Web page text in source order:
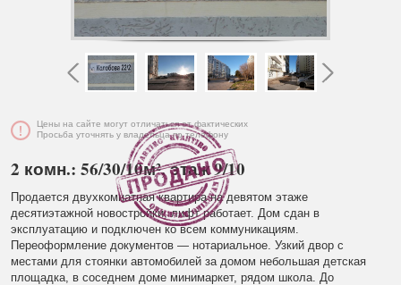
Цены на сайте могут отличаться от фактических
Просьба уточнять у владельца по телефону
2 комн.: 56/30/10м², этаж 9/10
Продается двухкомнатная квартира на девятом этаже
десятиэтажной новостройки, лифт работает. Дом сдан в
эксплуатацию и подключен ко всем коммуникациям.
Переоформление документов — нотариальное. Узкий двор с
местами для стоянки автомобилей за домом небольшая детская
площадка, в соседнем доме минимаркет, рядом школа. До